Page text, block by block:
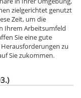
zielgerichtet genutzt
Zeit, um die
Ihrem Arbeitsumfeld
Sie eine gute
zu
Sie zukommen.